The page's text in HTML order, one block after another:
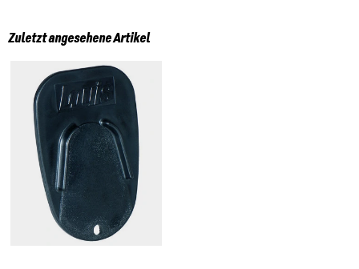
Zuletzt angesehene Artikel